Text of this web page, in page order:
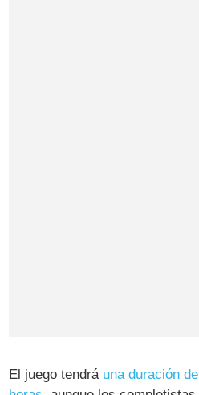
El juego tendrá una duración